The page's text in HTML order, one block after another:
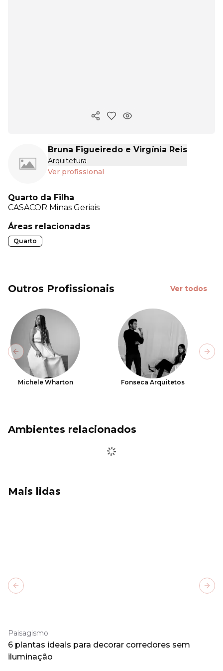
Copiar link
Bruna Figueiredo e Virgínia Reis
Arquitetura
Ver profissional
Quarto da Filha
CASACOR Minas Geriais
Áreas relacionadas
Quarto
Outros Profissionais Ver todos
Michele Wharton Fonseca Arquitetos
Previous slide
Ambientes relacionados
Mais lidas
Paisagismo
6 plantas ideais para decorar corredores sem
iluminação
Previous slide